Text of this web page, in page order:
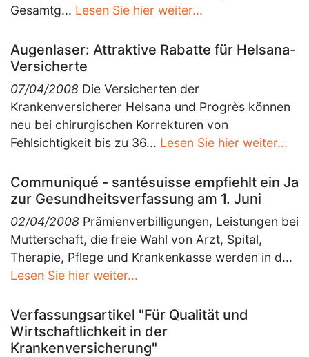
Gesamtg... Lesen Sie hier weiter...
Augenlaser: Attraktive Rabatte für Helsana-
Versicherte
07/04/2008 Die Versicherten der
Krankenversicherer Helsana und Progrès können
neu bei chirurgischen Korrekturen von
Fehlsichtigkeit bis zu 36... Lesen Sie hier weiter...
Communiqué - santésuisse empfiehlt ein Ja
zur Gesundheitsverfassung am 1. Juni
02/04/2008 Prämienverbilligungen, Leistungen bei
Mutterschaft, die freie Wahl von Arzt, Spital,
Therapie, Pflege und Krankenkasse werden in d...
Lesen Sie hier weiter...
Verfassungsartikel "Für Qualität und
Wirtschaftlichkeit in der
Krankenversicherung"